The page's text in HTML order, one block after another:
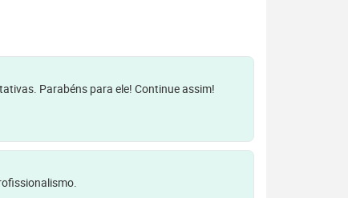
Parabéns para ele! Continue assim!